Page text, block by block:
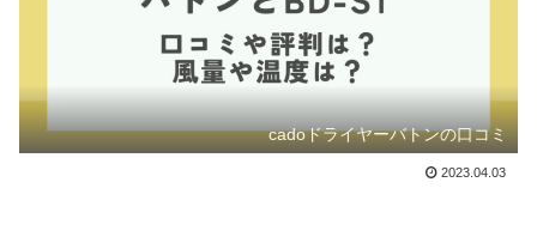
cadoドライヤーバトンの口コミ
2023.04.03